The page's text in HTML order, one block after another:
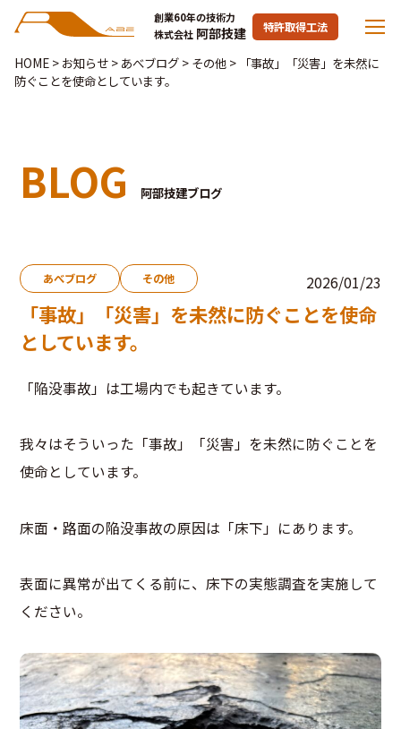
創業60年の技術力
株式会社 阿部技建 特許取得工法
HOME> お知らせ> あべブログ> その他> 「事故」「災害」を未然に
防ぐことを使命としています。
BLOG 阿部技建ブログ
あべブログ その他 2026/01/23
「事故」「災害」を未然に防ぐことを使命
としています。
「陥没事故」は工場内でも起きています。
我々はそういった「事故」「災害」を未然に防ぐことを
使命としています。
床面・路面の陥没事故の原因は「床下」にあります。
表面に異常が出てくる前に、床下の実態調査を実施して
ください。